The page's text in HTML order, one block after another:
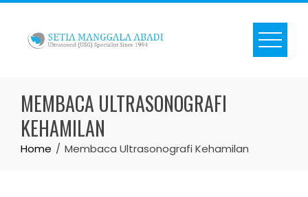
Skip
content
MEMBACA ULTRASONOGRAFI
KEHAMILAN
Home Membaca Ultrasonografi Kehamilan